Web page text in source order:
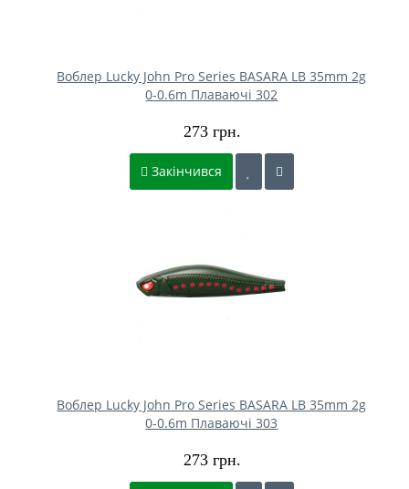
Воблер Lucky John Pro Series BASARA LB 35mm 2g
0-0.6m Плаваючі 302
273 грн.
Закінчився
Воблер Lucky John Pro Series BASARA LB 35mm 2g
0-0.6m Плаваючі 303
273 грн.